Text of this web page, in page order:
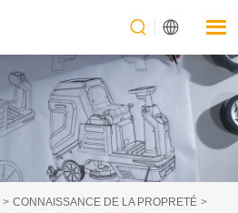
CONNAISSANCE DE LA PROPRETÉ